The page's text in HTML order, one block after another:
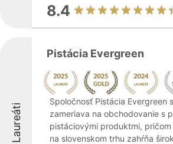
8.4
Laureáti
Pistácia Evergreen
Spoločnosť Pistácia Evergreen
zameriava na obchodovanie s
pistáciovými produktmi,
na slovenskom trhu zahŕňa